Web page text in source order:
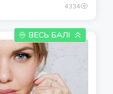
4334
ВЕСЬ БАЛІ